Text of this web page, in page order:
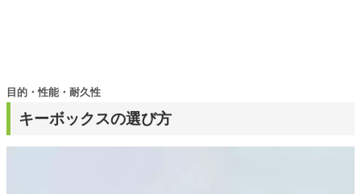
キーボックスの選び方
目的・性能・耐久性